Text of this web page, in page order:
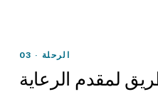
03 · الرحلة
لمقدم الرعاية